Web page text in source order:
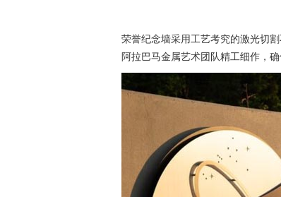
荣誉纪念墙采用工艺考究的激光切
阿拉巴马金属艺术团队精工细作，